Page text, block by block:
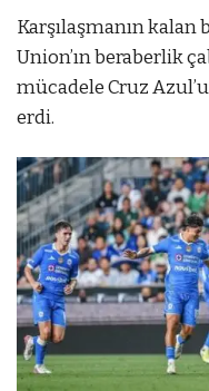
Karşılaşmanın
Union’ın beraberlik
mücadele Cruz
erdi.